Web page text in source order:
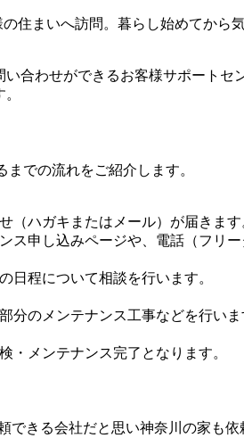
住まいへ訪問。暮らし始めてか
合わせができるお客様サポート
での流れをご紹介します。
ハガキまたはメール）が届きま
申し込みページや、電話（フリ
日程について相談を行います。
のメンテナンス工事などを行い
・メンテナンス完了となります。
きる会社だと思い神奈川の家も